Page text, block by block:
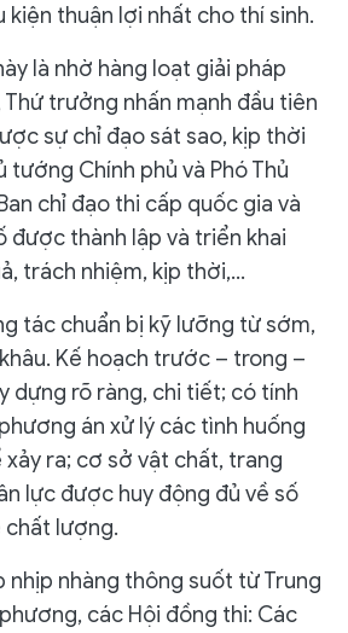
kiện thuận lợi nhất cho thí sinh.
là nhờ hàng loạt giải pháp
trưởng nhấn mạnh đầu tiên
sự chỉ đạo sát sao, kịp thời
tướng Chính phủ và Phó Thủ
chỉ đạo thi cấp quốc gia và
được thành lập và triển khai
trách nhiệm, kịp thời,...
tác chuẩn bị kỹ lưỡng từ sớm,
Kế hoạch trước – trong –
dựng rõ ràng, chi tiết; có tính
án xử lý các tình huống
ra; cơ sở vật chất, trang
lực được huy động đủ về số
chất lượng.
nhịp nhàng thông suốt từ Trung
các Hội đồng thi: Các